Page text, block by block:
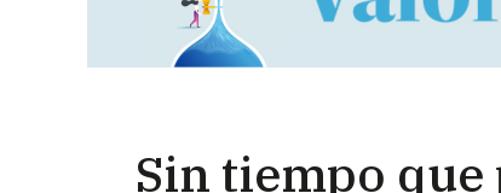
Sin tiempo